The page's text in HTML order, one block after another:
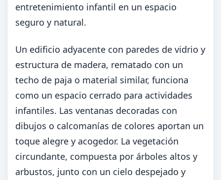
entretenimiento infantil en un espacio
seguro y natural.
Un edificio adyacente con paredes de vidrio y
estructura de madera, rematado con un
techo de paja o material similar, funciona
como un espacio cerrado para actividades
infantiles. Las ventanas decoradas con
dibujos o calcomanías de colores aportan un
toque alegre y acogedor. La vegetación
circundante, compuesta por árboles altos y
arbustos, junto con un cielo despejado y